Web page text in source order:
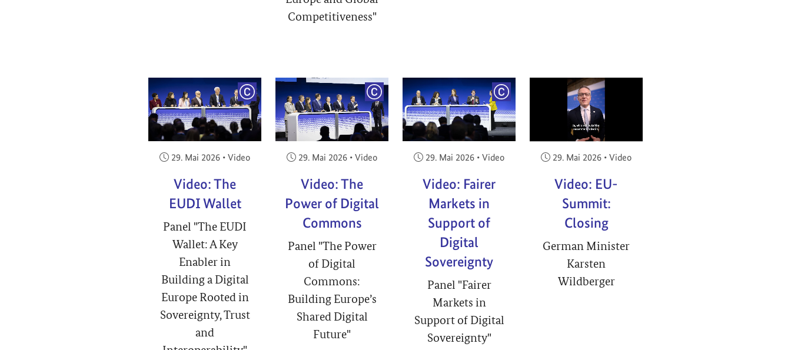
Competitiveness"
COPYRIGHT
Veröffentlicht am:
29. Mai 2026 • Video
Video: The
EUDI Wallet
Panel "The EUDI
Wallet: A Key
Enabler in
Building a Digital
Europe Rooted in
Sovereignty, Trust
and
COPYRIGHT
Veröffentlicht am:
29. Mai 2026 • Video
Video: The
Power of Digital
Commons
Panel "The Power
of Digital
Commons:
Building Europe’s
Shared Digital
Future"
COPYRIGHT
Veröffentlicht am:
29. Mai 2026 • Video
Video: Fairer
Markets in
Support of
Digital
Sovereignty
Panel "Fairer
Markets in
Support of Digital
Sovereignty"
Veröffentlicht am:
29. Mai 2026 • Video
Video: EU-
Summit:
Closing
German Minister
Karsten
Wildberger